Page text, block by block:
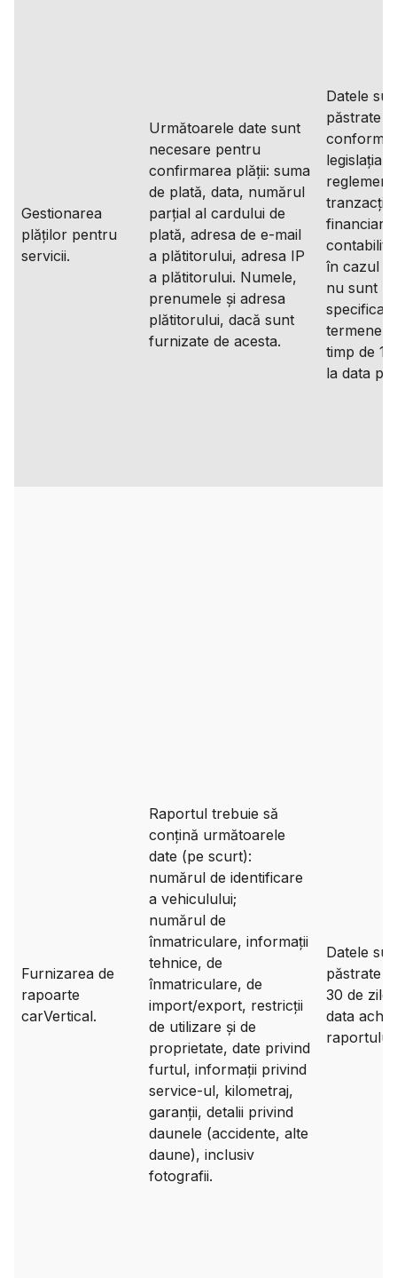
Gestionarea
plăților pentru
servicii.
Următoarele date sunt
necesare pentru
confirmarea plății: suma
de plată, data, numărul
parțial al cardului de
plată, adresa de e-mail
a plătitorului, adresa IP
a plătitorului. Numele,
prenumele și adresa
plătitorului, dacă sunt
furnizate de acesta.
Datele
păstrate în
legislația
financiare
în cazul
nu sunt
specificate
termene
timp de
la data
Furnizarea de
rapoarte
carVertical.
Raportul trebuie să
conțină următoarele
date (pe scurt):
numărul de identificare
a vehiculului;
numărul de
înmatriculare, informații
tehnice, de
înmatriculare, de
import/export, restricții
de utilizare și de
proprietate, date privind
furtul, informații privind
service-ul, kilometraj,
garanții, detalii privind
daunele (accidente, alte
daune), inclusiv
fotografii.
Datele
păstrate
30 de zile
data
raportului.